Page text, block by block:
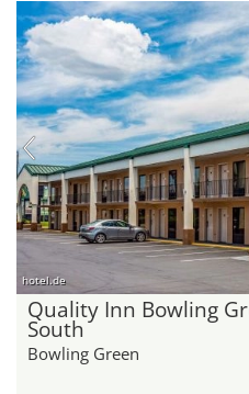
hotel.de
Quality Inn Bowling
South
Bowling Green